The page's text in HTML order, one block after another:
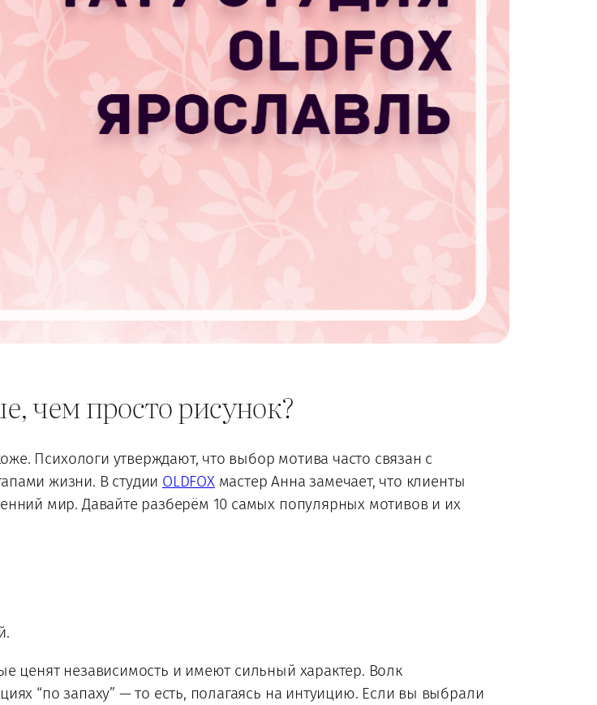
чем просто рисунок?
Психологи утверждают, что выбор мотива часто связан с
жизни. В студии OLDFOXмастер Анна замечает, что клиенты
мир. Давайте разберём 10 самых популярных мотивов и их
ценят независимость и имеют сильный характер. Волк
“по запаху” — то есть, полагаясь на интуицию. Если вы выбрали